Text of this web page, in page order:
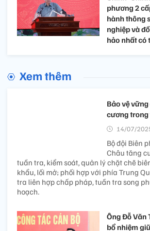
phương 2
hành thông
nghiệp và
hảo nhất có
Xem thêm
Bảo vệ
cương
14/07/
Bộ đội Biên
Châu tăng
tuần tra, kiểm soát, quản lý chặt chẽ
khẩu, lối mở; phối hợp với phía Trung
tra liên hợp chấp pháp, tuần tra song
hoạch.
Ông Đỗ Văn
bổ nhiệm